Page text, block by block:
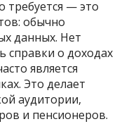
требуется — это
обычно
данных. Нет
справки о доходах
является
Это делает
аудитории,
и пенсионеров.